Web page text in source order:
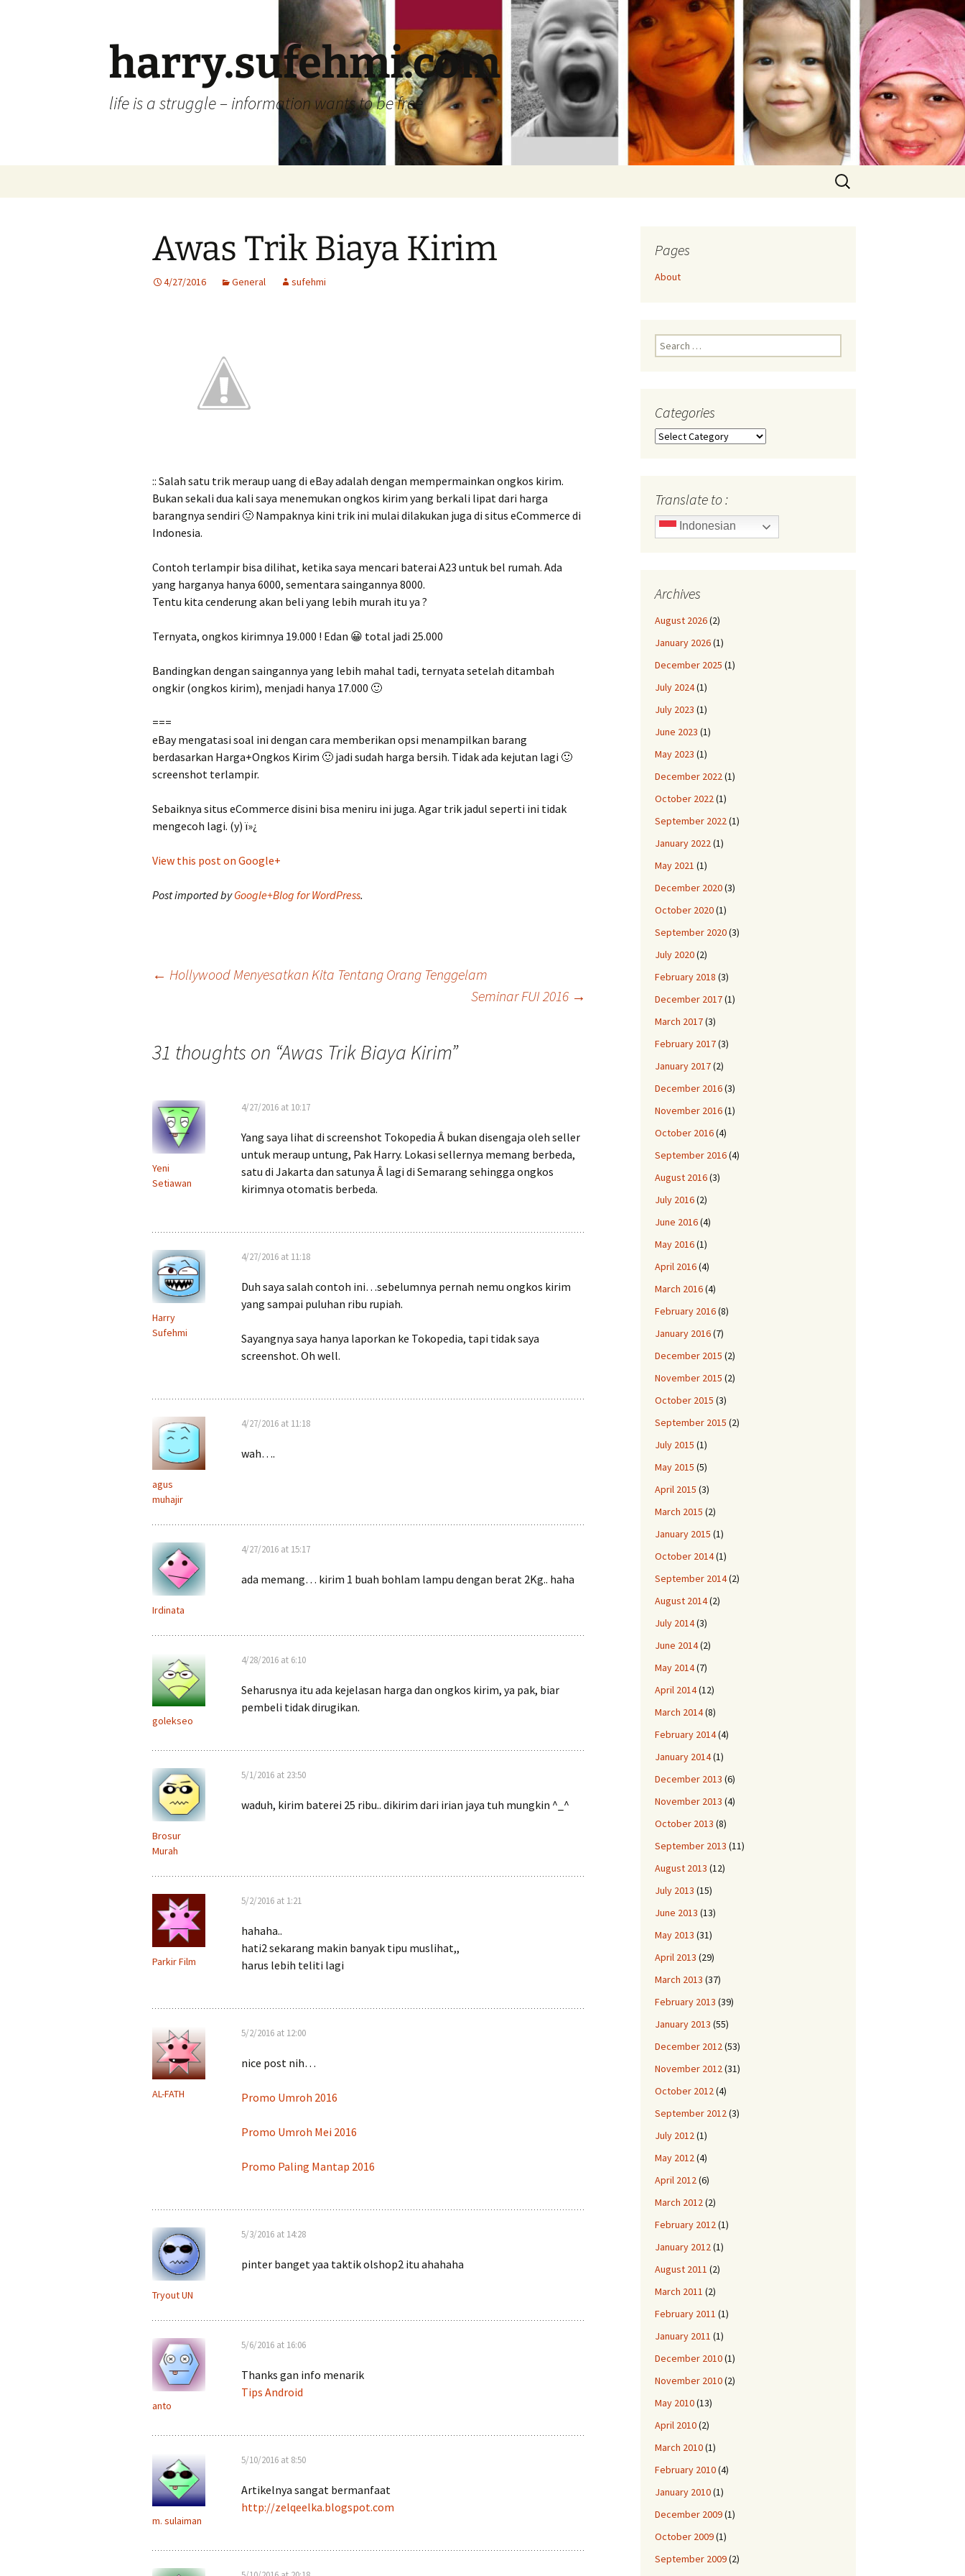
harry.sufehmi.com
life is a struggle – information wants to be free
Search
for:
Awas Trik Biaya Kirim
4/27/2016 General sufehmi
:: Salah satu trik meraup uang di eBay adalah dengan mempermainkan ongkos kirim.
Bukan sekali dua kali saya menemukan ongkos kirim yang berkali lipat dari harga
barangnya sendiri 🙂 Nampaknya kini trik ini mulai dilakukan juga di situs eCommerce di
Indonesia.
Contoh terlampir bisa dilihat, ketika saya mencari baterai A23 untuk bel rumah. Ada
yang harganya hanya 6000, sementara saingannya 8000.
Tentu kita cenderung akan beli yang lebih murah itu ya ?
Ternyata, ongkos kirimnya 19.000 ! Edan 😀 total jadi 25.000
Bandingkan dengan saingannya yang lebih mahal tadi, ternyata setelah ditambah
ongkir (ongkos kirim), menjadi hanya 17.000 🙂
===
eBay mengatasi soal ini dengan cara memberikan opsi menampilkan barang
berdasarkan Harga+Ongkos Kirim 🙂 jadi sudah harga bersih. Tidak ada kejutan lagi 🙂
screenshot terlampir.
Sebaiknya situs eCommerce disini bisa meniru ini juga. Agar trik jadul seperti ini tidak
mengecoh lagi. (y) ï»¿
View this post on Google+
Post imported byGoogle+Blog for WordPress.
← Hollywood Menyesatkan Kita Tentang Orang Tenggelam
Seminar FUI 2016 →
31 thoughts on “Awas Trik Biaya Kirim”
Yeni
Setiawan
4/27/2016 at 10:17
Yang saya lihat di screenshot Tokopedia Â bukan disengaja oleh seller
untuk meraup untung, Pak Harry. Lokasi sellernya memang berbeda,
satu di Jakarta dan satunya Â lagi di Semarang sehingga ongkos
kirimnya otomatis berbeda.
Harry
Sufehmi
4/27/2016 at 11:18
Duh saya salah contoh ini…sebelumnya pernah nemu ongkos kirim
yang sampai puluhan ribu rupiah.
Sayangnya saya hanya laporkan ke Tokopedia, tapi tidak saya
screenshot. Oh well.
agus
muhajir
4/27/2016 at 11:18
wah….
Irdinata
4/27/2016 at 15:17
ada memang… kirim 1 buah bohlam lampu dengan berat 2Kg.. haha
golekseo
4/28/2016 at 6:10
Seharusnya itu ada kejelasan harga dan ongkos kirim, ya pak, biar
pembeli tidak dirugikan.
Brosur
Murah
5/1/2016 at 23:50
waduh, kirim baterei 25 ribu.. dikirim dari irian jaya tuh mungkin ^_^
Parkir Film
5/2/2016 at 1:21
hahaha..
hati2 sekarang makin banyak tipu muslihat,,
harus lebih teliti lagi
AL-FATH
5/2/2016 at 12:00
nice post nih…
Promo Umroh 2016
Promo Umroh Mei 2016
Promo Paling Mantap 2016
Tryout UN
5/3/2016 at 14:28
pinter banget yaa taktik olshop2 itu ahahaha
anto
5/6/2016 at 16:06
Thanks gan info menarik
Tips Android
m. sulaiman
5/10/2016 at 8:50
Artikelnya sangat bermanfaat
http://zelqeelka.blogspot.com
Pages
About
Search
for:
Categories
Categories
Translate to :
Indonesian
Archives
August 2026(2)
January 2026(1)
December 2025 (1)
July 2024(1)
July 2023 (1)
June 2023 (1)
May 2023 (1)
December 2022(1)
October 2022(1)
September 2022(1)
January 2022(1)
May 2021 (1)
December 2020(3)
October 2020(1)
September 2020(3)
July 2020(2)
February 2018 (3)
December 2017(1)
March 2017(3)
February 2017(3)
January 2017(2)
December 2016(3)
November 2016(1)
October 2016(4)
September 2016(4)
August 2016(3)
July 2016(2)
June 2016(4)
May 2016(1)
April 2016(4)
March 2016(4)
February 2016(8)
January 2016(7)
December 2015 (2)
November 2015 (2)
October 2015 (3)
September 2015 (2)
July 2015 (1)
May 2015 (5)
April 2015 (3)
March 2015 (2)
January 2015 (1)
October 2014(1)
September 2014(2)
August 2014(2)
July 2014(3)
June 2014(2)
May 2014(7)
April 2014(12)
March 2014(8)
February 2014(4)
January 2014(1)
December 2013 (6)
November 2013 (4)
October 2013 (8)
September 2013 (11)
August 2013 (12)
July 2013 (15)
June 2013 (13)
May 2013 (31)
April 2013 (29)
March 2013 (37)
February 2013 (39)
January 2013 (55)
December 2012(53)
November 2012(31)
October 2012(4)
September 2012(3)
July 2012(1)
May 2012(4)
April 2012(6)
March 2012(2)
February 2012(1)
January 2012(1)
August 2011 (2)
March 2011 (2)
February 2011 (1)
January 2011 (1)
December 2010(1)
November 2010(2)
May 2010(13)
April 2010(2)
March 2010(1)
February 2010(4)
January 2010(1)
December 2009(1)
October 2009(1)
September 2009(2)